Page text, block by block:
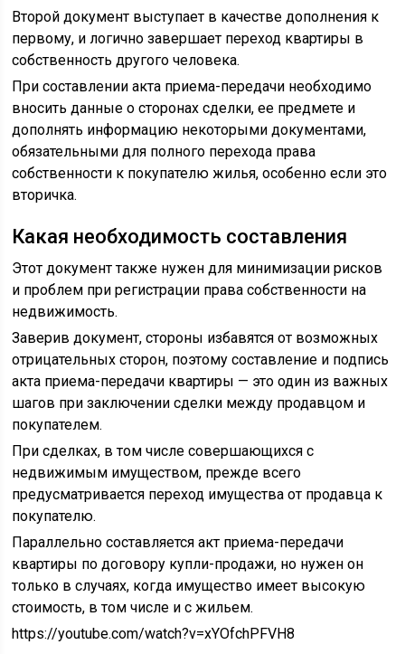
Второй документ выступает в качестве дополнения к
первому, и логично завершает переход квартиры в
собственность другого человека.
При составлении акта приема-передачи необходимо
вносить данные о сторонах сделки, ее предмете и
дополнять информацию некоторыми документами,
обязательными для полного перехода права
собственности к покупателю жилья, особенно если это
вторичка.
Какая необходимость составления
Этот документ также нужен для минимизации рисков
и проблем при регистрации права собственности на
недвижимость.
Заверив документ, стороны избавятся от возможных
отрицательных сторон, поэтому составление и подпись
акта приема-передачи квартиры — это один из важных
шагов при заключении сделки между продавцом и
покупателем.
При сделках, в том числе совершающихся с
недвижимым имуществом, прежде всего
предусматривается переход имущества от продавца к
покупателю.
Параллельно составляется акт приема-передачи
квартиры по договору купли-продажи, но нужен он
только в случаях, когда имущество имеет высокую
стоимость, в том числе и с жильем.
https://youtube.com/watch?v=xYOfchPFVH8